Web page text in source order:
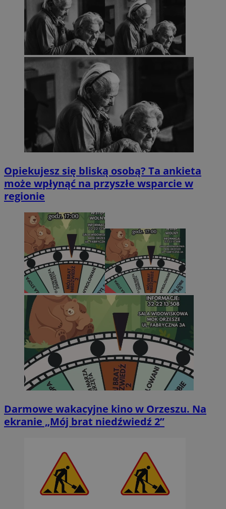
Opiekujesz się bliską osobą? Ta ankieta
może wpłynąć na przyszłe wsparcie w
regionie
Darmowe wakacyjne kino w Orzeszu. Na
ekranie „Mój brat niedźwiedź 2”